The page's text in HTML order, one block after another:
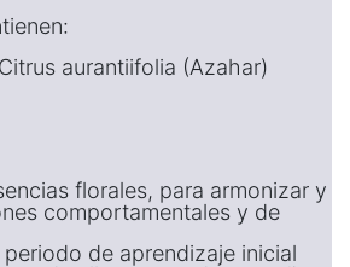
aurantiifolia (Azahar)
florales, para armonizar y
comportamentales y de
de aprendizaje inicial